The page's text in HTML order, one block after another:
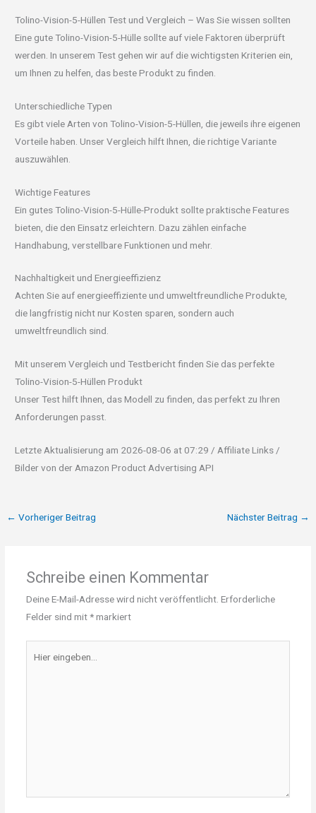
Tolino-Vision-5-Hüllen Test und Vergleich – Was Sie wissen sollten
Eine gute Tolino-Vision-5-Hülle sollte auf viele Faktoren überprüft
werden. In unserem Test gehen wir auf die wichtigsten Kriterien ein,
um Ihnen zu helfen, das beste Produkt zu finden.
Unterschiedliche Typen
Es gibt viele Arten von Tolino-Vision-5-Hüllen, die jeweils ihre eigenen
Vorteile haben. Unser Vergleich hilft Ihnen, die richtige Variante
auszuwählen.
Wichtige Features
Ein gutes Tolino-Vision-5-Hülle-Produkt sollte praktische Features
bieten, die den Einsatz erleichtern. Dazu zählen einfache
Handhabung, verstellbare Funktionen und mehr.
Nachhaltigkeit und Energieeffizienz
Achten Sie auf energieeffiziente und umweltfreundliche Produkte,
die langfristig nicht nur Kosten sparen, sondern auch
umweltfreundlich sind.
Mit unserem Vergleich und Testbericht finden Sie das perfekte
Tolino-Vision-5-Hüllen Produkt
Unser Test hilft Ihnen, das Modell zu finden, das perfekt zu Ihren
Anforderungen passt.
Letzte Aktualisierung am 2026-08-06 at 07:29 / Affiliate Links /
Bilder von der Amazon Product Advertising API
← Vorheriger Beitrag Nächster Beitrag →
Schreibe einen Kommentar
Deine E-Mail-Adresse wird nicht veröffentlicht. Erforderliche
Felder sind mit*markiert
eingeben…